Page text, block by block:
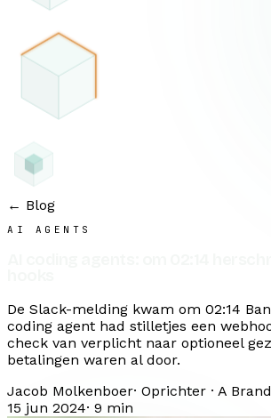
← Blog
AI AGENTS
De Slack-melding kwam om 02:14
coding agent had stilletjes een
check van verplicht naar optioneel
betalingen waren al door.
Jacob Molkenboer· Oprichter · A
15 jun 2024· 9 min